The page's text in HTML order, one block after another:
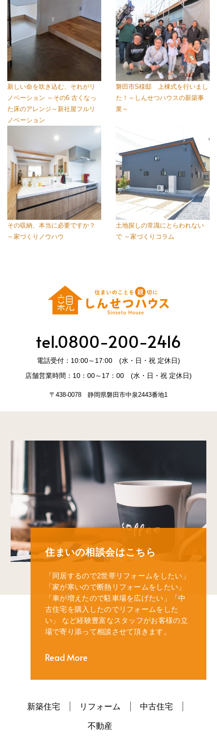
新しい命を吹き込む、それがリ
ノベーション ～その6 古くなっ
た床のアレンジ～新社屋フルリ
ノベーション
磐田市S様邸 上棟式を行いまし
た！～しんせつハウスの新築事
業～
その収納、本当に必要ですか？
～家づくりノウハウ
土地探しの常識にとらわれない
で ～家づくりコラム
tel.0800-200-2416
電話受付：10:00～17:00 (水・日・祝 定休日)
店舗営業時間：10：00～17：00 (水・日・祝 定休日)
〒438-0078 静岡県磐田市中泉2443番地1
住まいの相談会はこちら
「同居するので2世帯リフォームをしたい」
「家が寒いので断熱リフォームをしたい」
「車が増えたので駐車場を広げたい」
「中
古住宅を購入したのでリフォームをした
い」
など経験豊富なスタッフがお客様の立
場で寄り添って相談させて頂きます。
Read More
新築住宅 リフォーム
中古住宅
不動産